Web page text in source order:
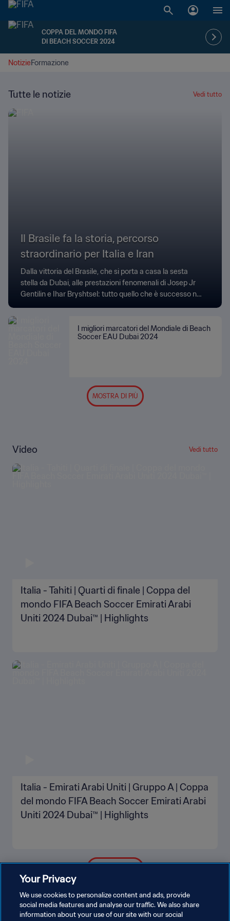
COPPA DEL MONDO FIFA
DI BEACH SOCCER 2024
NotizieFormazione
Tutte le notizie Vedi tutto
Il Brasile fa la storia, percorso
straordinario per Italia e Iran
Dalla vittoria del Brasile, che si porta a casa la sesta
stella da Dubai, alle prestazioni fenomenali di Josep Jr
Gentilin e Ihar Bryshtsel: tutto quello che è successo nel
I migliori marcatori del Mondiale di Beach
Soccer EAU Dubai 2024
MOSTRA DI PIÙ
Video Vedi tutto
Italia - Tahiti | Quarti di finale | Coppa del
mondo FIFA Beach Soccer Emirati Arabi
Uniti 2024 Dubai™ | Highlights
Italia - Emirati Arabi Uniti | Gruppo A | Coppa
del mondo FIFA Beach Soccer Emirati Arabi
Uniti 2024 Dubai™ | Highlights
Your Privacy
We use cookies to personalize content and ads, provide
social media features and analyse our traffic. We also share
information about your use of our site with our social